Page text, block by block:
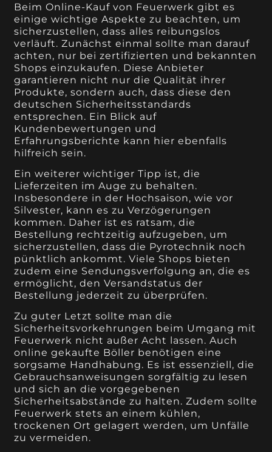
Beim Online-Kauf von Feuerwerk gibt es
einige wichtige Aspekte zu beachten, um
sicherzustellen, dass alles reibungslos
verläuft. Zunächst einmal sollte man darauf
achten, nur bei zertifizierten und bekannten
Shops einzukaufen. Diese Anbieter
garantieren nicht nur die Qualität ihrer
Produkte, sondern auch, dass diese den
deutschen Sicherheitsstandards
entsprechen. Ein Blick auf
Kundenbewertungen und
Erfahrungsberichte kann hier ebenfalls
hilfreich sein.
Ein weiterer wichtiger Tipp ist, die
Lieferzeiten im Auge zu behalten.
Insbesondere in der Hochsaison, wie vor
Silvester, kann es zu Verzögerungen
kommen. Daher ist es ratsam, die
Bestellung rechtzeitig aufzugeben, um
sicherzustellen, dass die Pyrotechnik noch
pünktlich ankommt. Viele Shops bieten
zudem eine Sendungsverfolgung an, die es
ermöglicht, den Versandstatus der
Bestellung jederzeit zu überprüfen.
Zu guter Letzt sollte man die
Sicherheitsvorkehrungen beim Umgang mit
Feuerwerk nicht außer Acht lassen. Auch
online gekaufte Böller benötigen eine
sorgsame Handhabung. Es ist essenziell, die
Gebrauchsanweisungen sorgfältig zu lesen
und sich an die vorgegebenen
Sicherheitsabstände zu halten. Zudem sollte
Feuerwerk stets an einem kühlen,
trockenen Ort gelagert werden, um Unfälle
zu vermeiden.